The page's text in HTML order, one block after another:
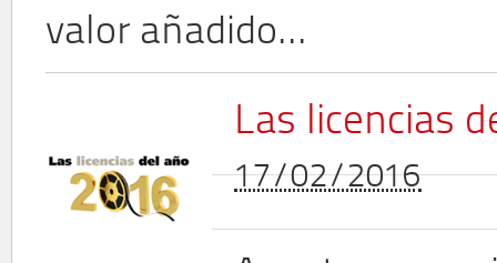
valor añadido...
Las licencias
17/02/2016